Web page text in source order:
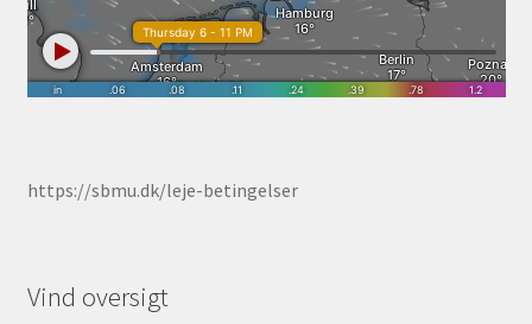
https://sbmu.dk/leje-betingelser
Vind oversigt